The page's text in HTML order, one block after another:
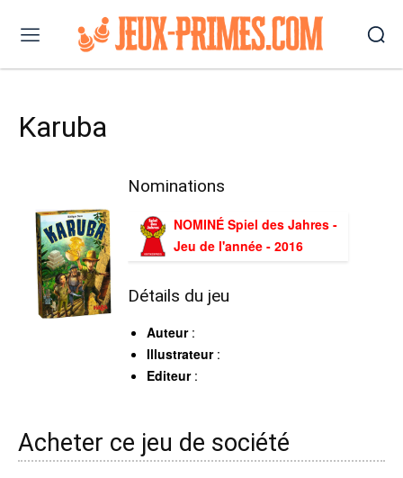
Karuba
Nominations
NOMINÉ Spiel des Jahres -
Jeu de l'année - 2016
Détails du jeu
Auteur:
Illustrateur:
Editeur:
Acheter ce jeu de société